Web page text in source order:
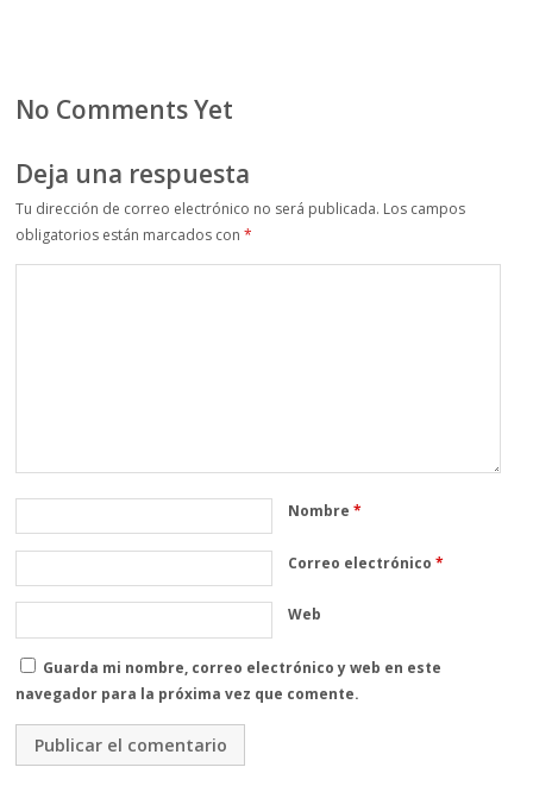
No Comments Yet
Deja una respuesta
Tu dirección de correo electrónico no será publicada. Los campos
obligatorios están marcados con*
Nombre*
Correo electrónico*
Web
Guarda mi nombre, correo electrónico y web en este
navegador para la próxima vez que comente.